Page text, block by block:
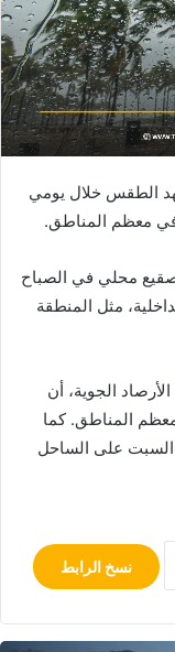
الطقس خلال يومي
في معظم المناطق.
صقيع محلي في الصباح
مثل المنطقة
الجوية، أن
المناطق. كما
على الساحل
نسخ الرابط